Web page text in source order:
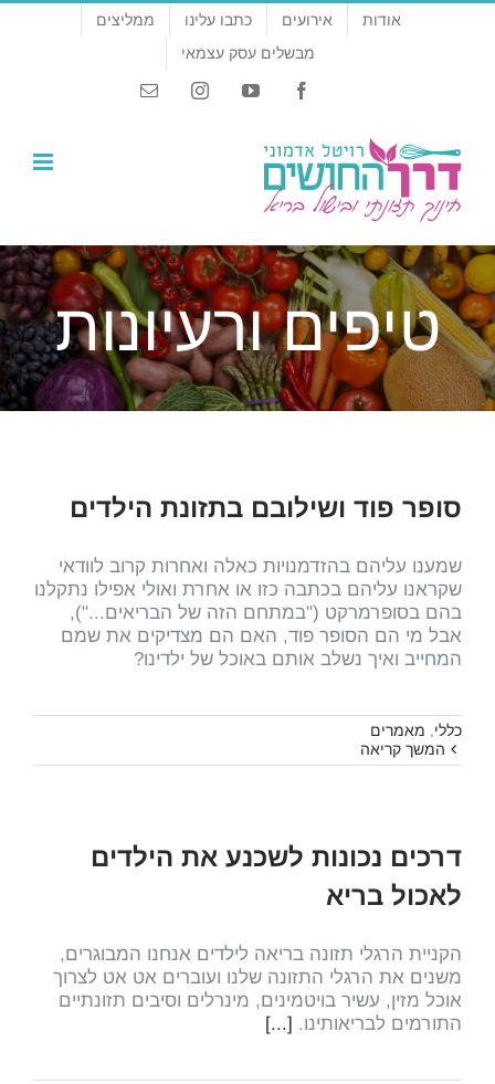
דלג
אודות אירועים כתבו עלינו
ממליצים
מבשלים עסק עצמאי
Facebook
YouTube
Instagram
Email
טיפים ורעיונות
סופר פוד ושילובם בתזונת הילדים
שמענו עליהם בהזדמנויות כאלה ואחרות קרוב לוודאי
שקראנו עליהם בכתבה כזו או אחרת ואולי אפילו נתקלנו
בהם בסופרמרקט ("במתחם הזה של הבריאים..."),
אבל מי הם הסופר פוד, האם הם מצדיקים את שמם
המחייב ואיך נשלב אותם באוכל של ילדינו?
כללי, מאמרים
המשך קריאה
דרכים נכונות לשכנע את הילדים
לאכול בריא
הקניית הרגלי תזונה בריאה לילדים אנחנו המבוגרים,
משנים את הרגלי התזונה שלנו ועוברים אט אט לצרוך
אוכל מזין, עשיר בויטמינים, מינרלים וסיבים תזונתיים
התורמים לבריאותינו. [...]